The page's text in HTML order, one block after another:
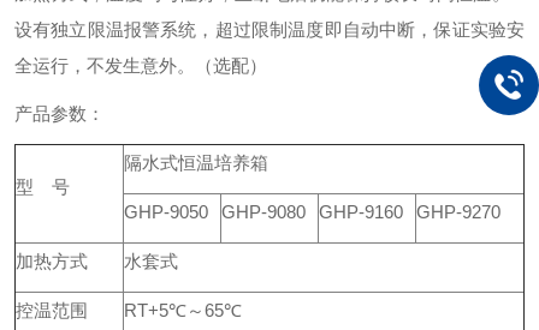
设有独立限温报警系统，超过限制温度即自动中断，保证实验安
全运行，不发生意外。（选配）
产品参数：
型 号
隔水式恒温培养箱
GHP-9050 GHP-9080 GHP-9160 GHP-9270
加热方式 水套式
控温范围 RT+5℃～65℃